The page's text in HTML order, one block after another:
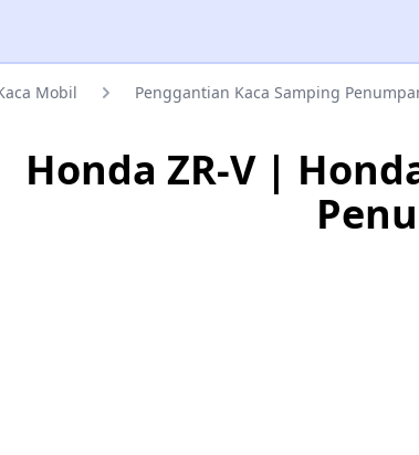
Mobil Penggantian Kaca Samping
Honda ZR-V |